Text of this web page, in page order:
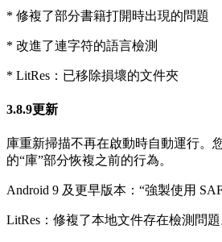
* 修複了部分書籍打開時出現的問題
* 改進了連字符的語言檢測
* LitRes：已移除損壞的文件夾
3.8.9更新
庫重新掃描不再在啟動時自動運行。
的“庫”部分恢複之前的行為。
Android 9 及更早版本：“強製使用
LitRes：修複了本地文件存在檢測問題